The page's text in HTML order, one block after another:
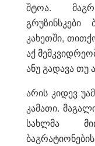
შტოა.
კახეთში,
აქ
ანუ გადავა თუ
არის კიდევ
კამათი.
სახლმა